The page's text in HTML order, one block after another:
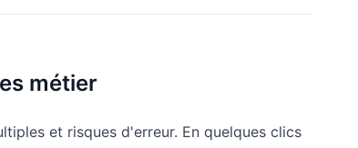
métier
et risques d'erreur. En quelques clics